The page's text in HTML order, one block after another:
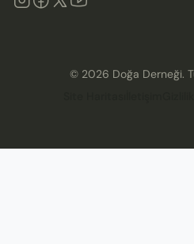
© 2026 Doğa Derneği.